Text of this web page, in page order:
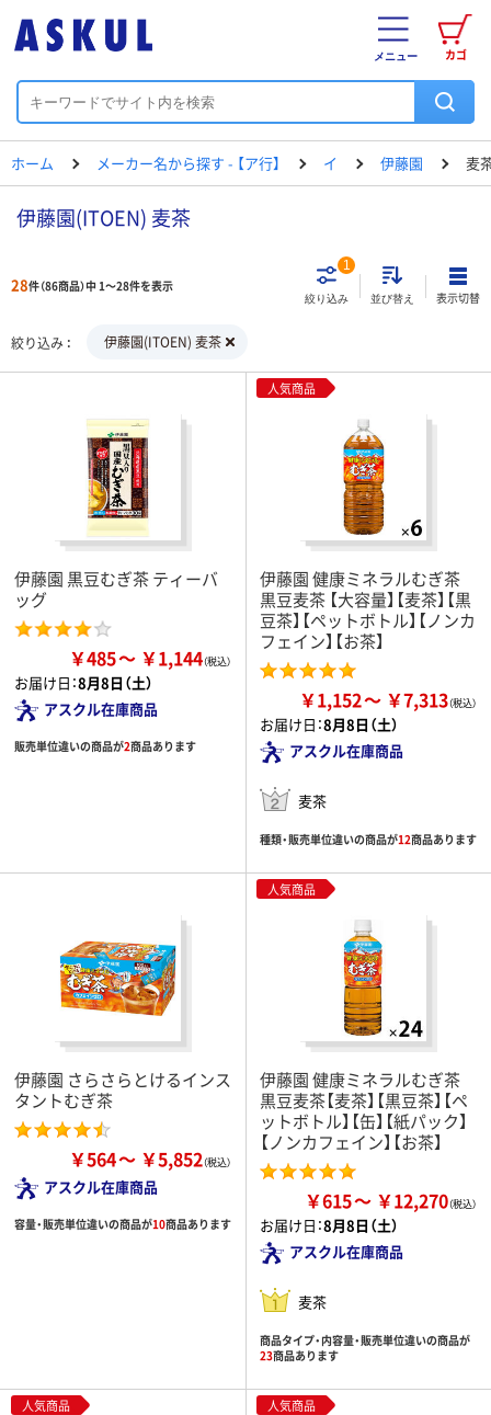
カゴ
メニュー
ホーム メーカー名から探す - 【ア行】 イ 伊藤園 麦
伊藤園(ITOEN) 麦茶
28件（86商品）中 1～28件を表示
絞り込み
1
並び替え 表示切替
絞り込み 伊藤園(ITOEN) 麦茶
伊藤園 黒豆むぎ茶 ティーバ
ッグ
￥485 ￥1,144
お届け日：8月8日（土）
アスクル在庫商品
販売単位違いの商品が2商品あります
人気商品
伊藤園 健康ミネラルむぎ茶
黒豆麦茶 【大容量】【麦茶】【黒
豆茶】【ペットボトル】【ノンカ
フェイン】【お茶】
￥1,152 ￥7,313
お届け日：8月8日（土）
アスクル在庫商品
麦茶
種類・販売単位違いの商品が12商品あります
伊藤園 さらさらとけるインス
タントむぎ茶
￥564 ￥5,852
アスクル在庫商品
容量・販売単位違いの商品が10商品あります
人気商品
伊藤園 健康ミネラルむぎ茶
黒豆麦茶【麦茶】【黒豆茶】【ペ
ットボトル】【缶】【紙パック】
【ノンカフェイン】【お茶】
￥615 ￥12,270
お届け日：8月8日（土）
アスクル在庫商品
麦茶
商品タイプ・内容量・販売単位違いの商品が
23商品あります
人気商品 人気商品